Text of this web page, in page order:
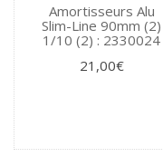
Amortisseurs Alu
Slim-Line 90mm (2)
1/10 (2) : 2330024
21,00€